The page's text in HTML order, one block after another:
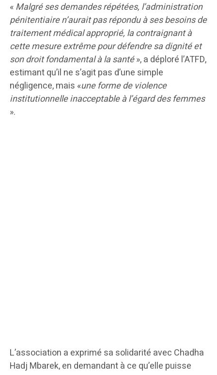
«Malgré ses demandes répétées, l’administration
pénitentiaire n’aurait pas répondu à ses besoins de
traitement médical approprié, la contraignant à
cette mesure extrême pour défendre sa dignité et
son droit fondamental à la santé», a déploré l’ATFD,
estimant qu’il ne s’agit pas d’une simple
négligence, mais «une forme de violence
institutionnelle inacceptable à l’égard des femmes
».
L’association a exprimé sa solidarité avec Chadha
Hadj Mbarek, en demandant à ce qu’elle puisse